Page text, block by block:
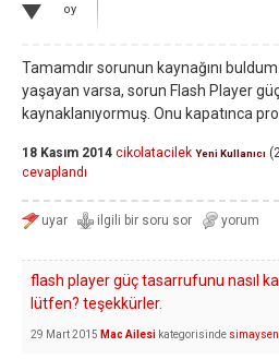
oy
Tamamdır sorunun kaynağını
yaşayan varsa, sorun Flash Player
kaynaklanıyormuş. Onu kapatınca
18 Kasım 2014 cikolatacilek Yeni Kullanıcı (
cevaplandı
flash player güç tasarrufunu nasıl
lütfen? teşekkürler.
29 Mart 2015 Mac Ailesi kategorisinde simaysen